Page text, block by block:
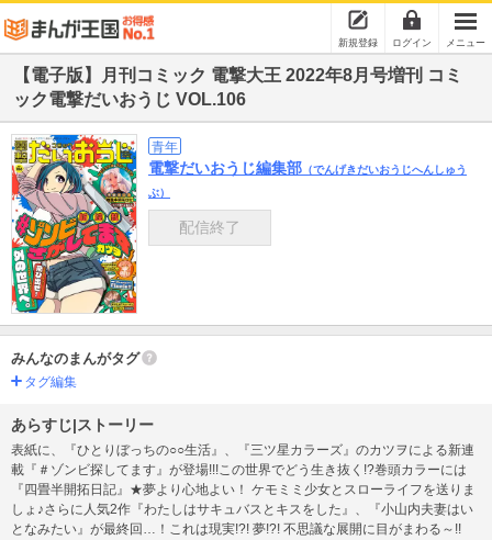
新規登録 ログイン メニュー
【電子版】月刊コミック 電撃大王 2022年8月号増刊 コミ
ック電撃だいおうじ VOL.106
青年
電撃だいおうじ編集部 （でんげきだいおうじへんしゅう
ぶ）
配信終了
みんなのまんがタグ
タグ編集
あらすじ|ストーリー
表紙に、『ひとりぼっちの○○生活』、『三ツ星カラーズ』のカツヲによる新連
載『＃ゾンビ探してます』が登場!!!この世界でどう生き抜く!?巻頭カラーには
『四畳半開拓日記』★夢より心地よい！ ケモミミ少女とスローライフを送りま
しょ♪さらに人気2作『わたしはサキュバスとキスをした』、『小山内夫妻はい
となみたい』が最終回…！これは現実!?! 夢!?! 不思議な展開に目がまわる～!!